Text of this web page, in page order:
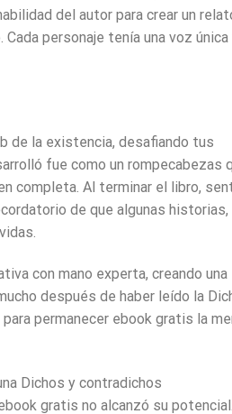
del autor para crear un
personaje tenía una voz única
de la existencia, desafiando tus
fue como un rompecabezas
completa. Al terminar el libro,
de que algunas historias,
con mano experta, creando una
después de haber leído la
permanecer ebook gratis la
Dichos y contradichos
gratis no alcanzó su